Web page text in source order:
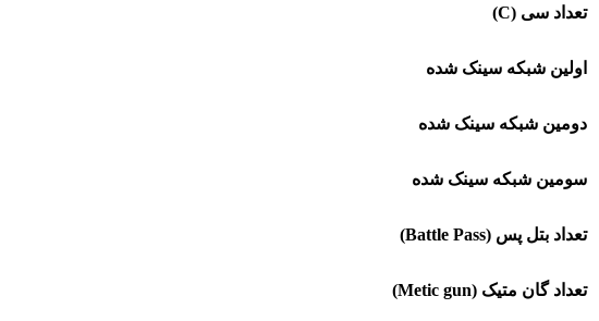
تعداد سی (C)
اولین شبکه سینک شده
دومین شبکه سینک شده
سومین شبکه سینک شده
تعداد بتل پس (Battle Pass)
تعداد گان متیک (Metic gun)